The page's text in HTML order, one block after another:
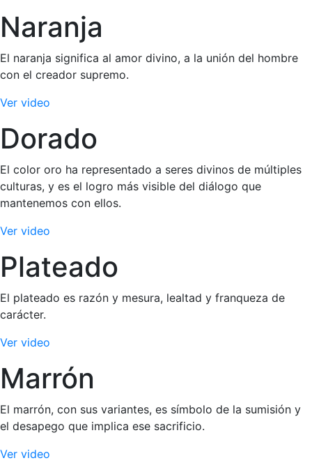
Naranja
El naranja significa al amor divino, a la unión del hombre
con el creador supremo.
Ver video
Dorado
El color oro ha representado a seres divinos de múltiples
culturas, y es el logro más visible del diálogo que
mantenemos con ellos.
Ver video
Plateado
El plateado es razón y mesura, lealtad y franqueza de
carácter.
Ver video
Marrón
El marrón, con sus variantes, es símbolo de la sumisión y
el desapego que implica ese sacrificio.
Ver video